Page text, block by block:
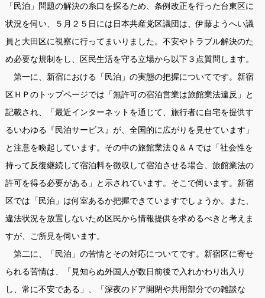
「民泊」問題の解決の糸口を探るため、条例改正を行った台東区に
状況を伺い、５月２５日には日本共産党区議団は、伊藤ようへい議
員と大田区に視察に行ってまいりました。不安やトラブル解決のた
め必要な規制をし、区民生活を守る立場から以下３点質問します。
第一に、新宿における「民泊」の実態の把握についてです。新宿
区ＨＰのトップページでは「無許可の宿泊営業は旅館業法違反」と
記載され、「最近インターネットを通じて、旅行者に自宅を提供す
るいわゆる『民泊サービス』が、全国的に広がりを見せています」
と注意を喚起しています。その中の旅館業法Ｑ＆Ａでは「社会性を
持って反復継続して宿泊料を徴収して宿泊させる場合、旅館業法の
許可を得る必要がある」と示されています。そこで伺います。新宿
区では「民泊」は何室あるか把握できていますでしょうか。また、
違法状況を放置しないため区民から情報提供を求めるべきと考えま
すが、ご所見を伺います。
第二に、「民泊」の苦情とその対応についてです。新宿区に寄せ
られる苦情は、「見知らぬ外国人が数日前後で入れかわり出入り
し、常に不安である」、「深夜のドア開閉や共用部分での雑談な